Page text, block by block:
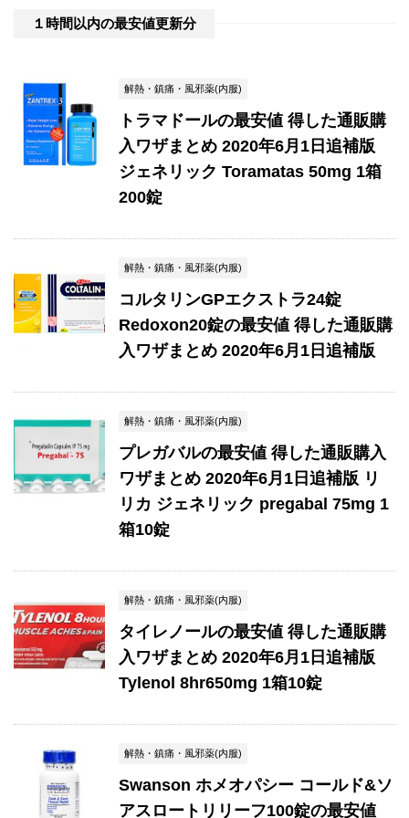
１時間以内の最安値更新分
解熱・鎮痛・風邪薬(内服)
トラマドールの最安値 得した通販購
入ワザまとめ 2020年6月1日追補版
ジェネリック Toramatas 50mg 1箱
200錠
解熱・鎮痛・風邪薬(内服)
コルタリンGPエクストラ24錠
Redoxon20錠の最安値 得した通販購
入ワザまとめ 2020年6月1日追補版
解熱・鎮痛・風邪薬(内服)
プレガバルの最安値 得した通販購入
ワザまとめ 2020年6月1日追補版 リ
リカ ジェネリック pregabal 75mg 1
箱10錠
解熱・鎮痛・風邪薬(内服)
タイレノールの最安値 得した通販購
入ワザまとめ 2020年6月1日追補版
Tylenol 8hr650mg 1箱10錠
解熱・鎮痛・風邪薬(内服)
Swanson ホメオパシー コールド&ソ
アスロートリリーフ100錠の最安値